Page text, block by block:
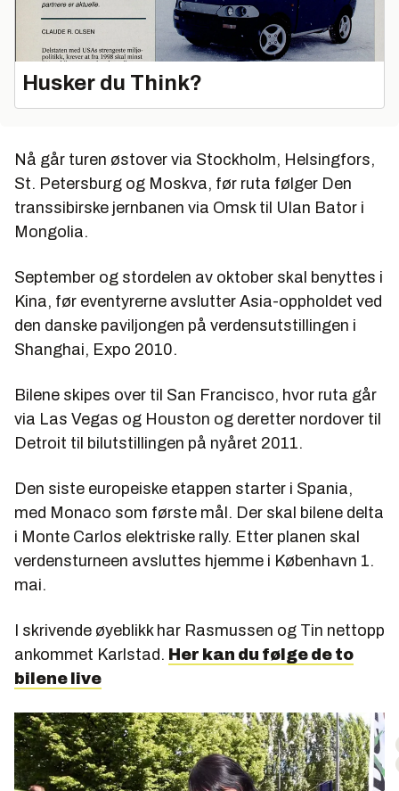
Husker du Think?
Nå går turen østover via Stockholm, Helsingfors,
St. Petersburg og Moskva, før ruta følger Den
transsibirske jernbanen via Omsk til Ulan Bator i
Mongolia.
September og stordelen av oktober skal benyttes i
Kina, før eventyrerne avslutter Asia-oppholdet ved
den danske paviljongen på verdensutstillingen i
Shanghai, Expo 2010.
Bilene skipes over til San Francisco, hvor ruta går
via Las Vegas og Houston og deretter nordover til
Detroit til bilutstillingen på nyåret 2011.
Den siste europeiske etappen starter i Spania,
med Monaco som første mål. Der skal bilene delta
i Monte Carlos elektriske rally. Etter planen skal
verdensturneen avsluttes hjemme i København 1.
mai.
I skrivende øyeblikk har Rasmussen og Tin nettopp
ankommet Karlstad. Her kan du følge de to
bilene live